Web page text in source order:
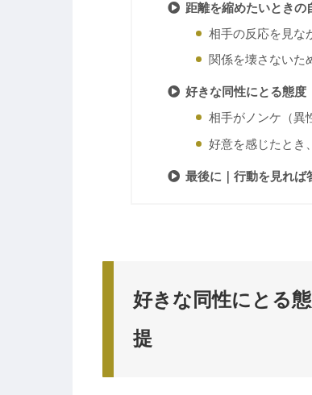
距離を縮めたいときの
相手の反応を見な
関係を壊さないた
好きな同性にとる態度
相手がノンケ（異
好意を感じたとき
最後に｜行動を見れば
好きな同性にとる
提